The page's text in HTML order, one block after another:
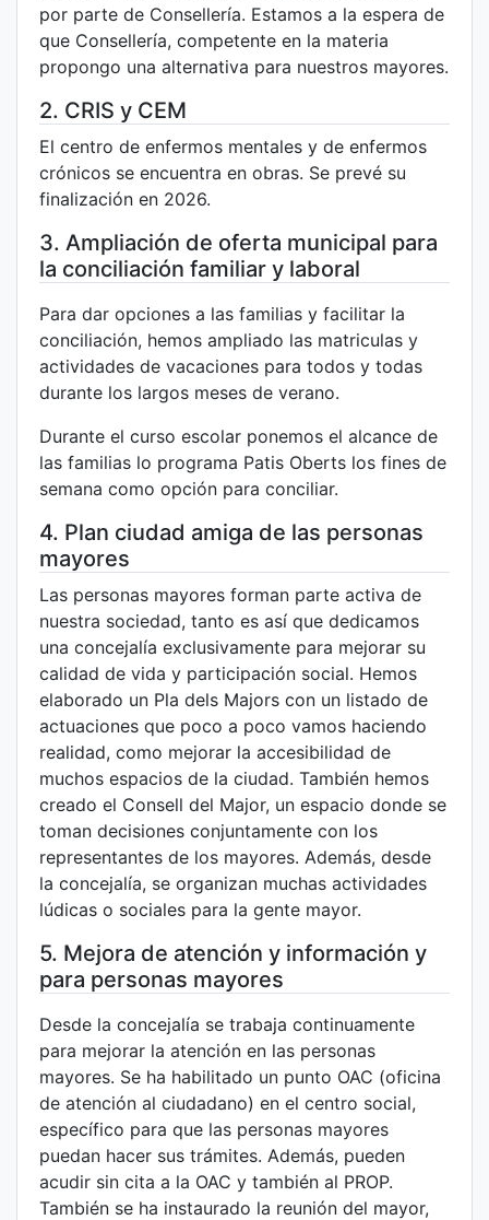
por parte de Consellería. Estamos a la espera de
que Consellería, competente en la materia
propongo una alternativa para nuestros mayores.
2. CRIS y CEM
El centro de enfermos mentales y de enfermos
crónicos se encuentra en obras. Se prevé su
finalización en 2026.
3. Ampliación de oferta municipal para
la conciliación familiar y laboral
Para dar opciones a las familias y facilitar la
conciliación, hemos ampliado las matriculas y
actividades de vacaciones para todos y todas
durante los largos meses de verano.
Durante el curso escolar ponemos el alcance de
las familias lo programa Patis Oberts los fines de
semana como opción para conciliar.
4. Plan ciudad amiga de las personas
mayores
Las personas mayores forman parte activa de
nuestra sociedad, tanto es así que dedicamos
una concejalía exclusivamente para mejorar su
calidad de vida y participación social. Hemos
elaborado un Pla dels Majors con un listado de
actuaciones que poco a poco vamos haciendo
realidad, como mejorar la accesibilidad de
muchos espacios de la ciudad. También hemos
creado el Consell del Major, un espacio donde se
toman decisiones conjuntamente con los
representantes de los mayores. Además, desde
la concejalía, se organizan muchas actividades
lúdicas o sociales para la gente mayor.
5. Mejora de atención y información y
para personas mayores
Desde la concejalía se trabaja continuamente
para mejorar la atención en las personas
mayores. Se ha habilitado un punto OAC (oficina
de atención al ciudadano) en el centro social,
específico para que las personas mayores
puedan hacer sus trámites. Además, pueden
acudir sin cita a la OAC y también al PROP.
También se ha instaurado la reunión del mayor,